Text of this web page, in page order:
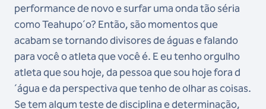
performance de novo e surfar uma onda tão séria
como Teahupo´o? Então, são momentos que
acabam se tornando divisores de águas e falando
para você o atleta que você é. E eu tenho orgulho
atleta que sou hoje, da pessoa que sou hoje fora d
´água e da perspectiva que tenho de olhar as coisas.
Se tem algum teste de disciplina e determinação,